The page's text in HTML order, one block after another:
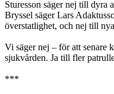
Sturesson säger nej till dyra
Bryssel säger Lars
överstatlighet, och nej till
Vi säger nej – för att senare
sjukvården. Ja till fler
***